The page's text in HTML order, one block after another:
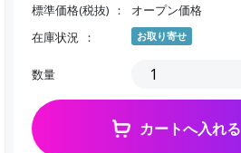
標準価格(税抜)
オープン価格
在庫状況
お取り寄せ
数量
カートへ入れる